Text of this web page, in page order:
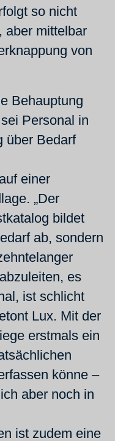
so nicht
aber mittelbar
von
Behauptung
Personal in
über Bedarf
einer
„Der
bildet
ab, sondern
es
ist schlicht
Lux. Mit der
erstmals ein
könne –
aber noch in
ist zudem eine